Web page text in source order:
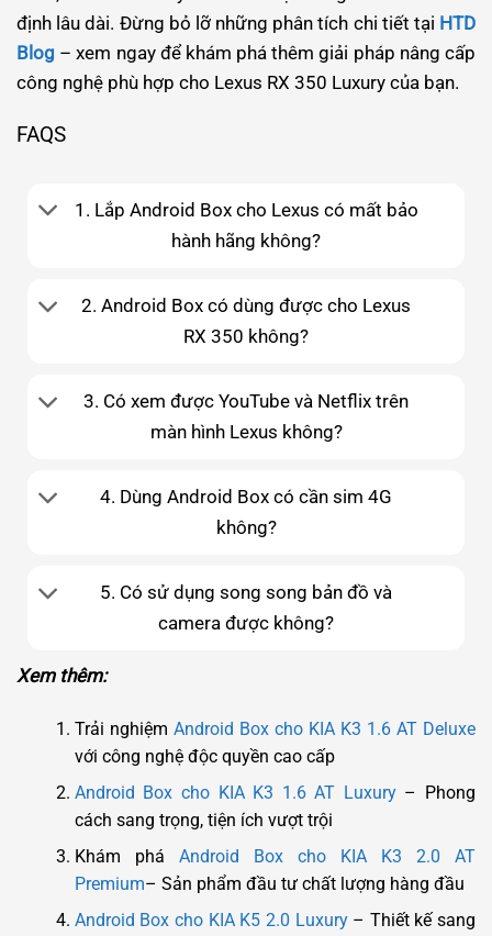
định lâu dài. Đừng bỏ lỡ những phân tích chi tiết tại HTD
Blog – xem ngay để khám phá thêm giải pháp nâng cấp
công nghệ phù hợp cho Lexus RX 350 Luxury của bạn.
FAQS
1. Lắp Android Box cho Lexus có mất bảo
hành hãng không?
2. Android Box có dùng được cho Lexus
RX 350 không?
3. Có xem được YouTube và Netflix trên
màn hình Lexus không?
4. Dùng Android Box có cần sim 4G
không?
5. Có sử dụng song song bản đồ và
camera được không?
Xem thêm:
Trải nghiệm Android Box cho KIA K3 1.6 AT Deluxe
với công nghệ độc quyền cao cấp
Android Box cho KIA K3 1.6 AT Luxury– Phong
cách sang trọng, tiện ích vượt trội
Khám phá Android Box cho KIA K3 2.0 AT
Premium– Sản phẩm đầu tư chất lượng hàng đầu
Android Box cho KIA K5 2.0 Luxury– Thiết kế sang